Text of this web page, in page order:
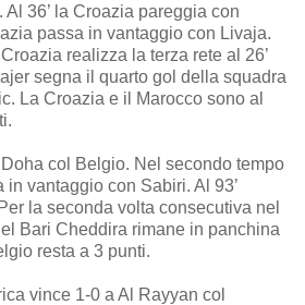
36’ la Croazia pareggia con
passa in vantaggio con Livaja.
realizza la terza rete al 26’
segna il quarto gol della squadra
La Croazia e il Marocco sono al
Doha col Belgio. Nel secondo tempo
in vantaggio con Sabiri. Al 93’
la seconda volta consecutiva nel
Bari Cheddira rimane in panchina
resta a 3 punti.
vince 1-0 a Al Rayyan col